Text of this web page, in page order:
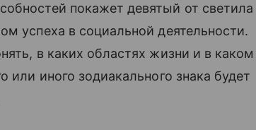
покажет девятый от светила
успеха в социальной деятельности.
в каких областях жизни и в каком
или иного зодиакального знака будет